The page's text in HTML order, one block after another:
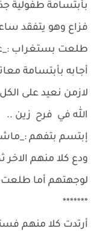
بأبتسامة طفولية
فزاع وهو يتفقد
طلعت بستغراب
أجابه بأبتسامة
لازمن نعيد على
الله في فرح زين ..
إبتسم بتفهم
ودع كلا منهم
لوجهتهم أما طلعت
*******
أرتدت كلا منهم